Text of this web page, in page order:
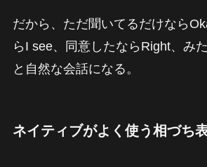
だから、ただ聞いてるだけなら
らI see、同意したならRight、み
と自然な会話になる。
ネイティブがよく使う相づち